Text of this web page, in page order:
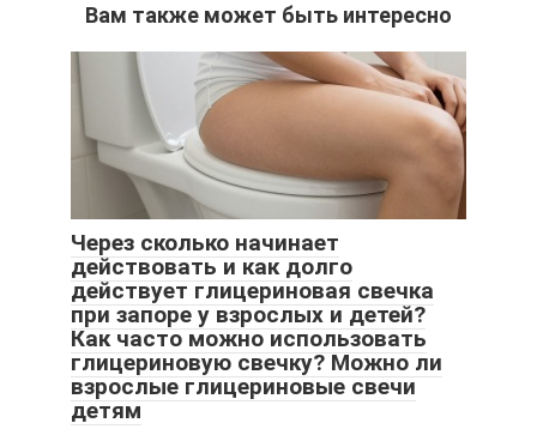
Вам также может быть интересно
Через сколько начинает
действовать и как долго
действует глицериновая свечка
при запоре у взрослых и детей?
Как часто можно использовать
глицериновую свечку? Можно ли
взрослые глицериновые свечи
детям